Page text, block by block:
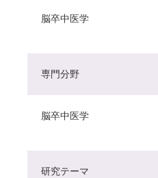
脳卒中医学
専門分野
脳卒中医学
研究テーマ